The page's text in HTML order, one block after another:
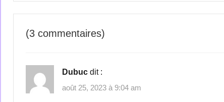
(3 commentaires)
Dubuc dit :
août 25, 2023 à 9:04 am